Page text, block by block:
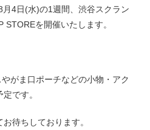
4日(水)の1週間、渋谷スクラン
を開催いたします。
がま口ポーチなどの小物・アク
です。
待ちしております。